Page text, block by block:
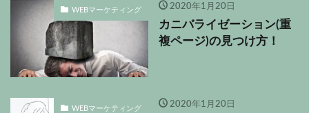
WEBマーケティング 2020年1月20日
カニバライゼーション(重
複ページ)の見つけ方！
WEBマーケティング 2020年1月20日